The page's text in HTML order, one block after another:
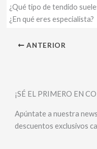
¿Qué tipo de tendido
¿En qué eres especialista?
ANTERIOR
¡SÉ EL PRIMERO EN
Apúntate a nuestra
descuentos exclusivos